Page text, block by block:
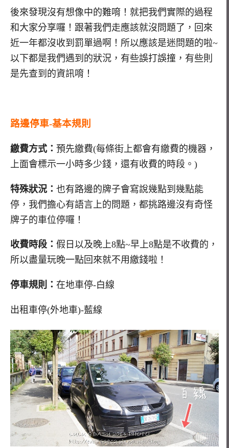
後來發現沒有想像中的難唷！就把我們實際的過程
和大家分享囉！跟著我們走應該就沒問題了，回來
近一年都沒收到罰單過啊！所以應該是迷問題的啦~
以下都是我們遇到的狀況，有些誤打誤撞，有些則
是先查到的資訊唷！
路邊停車-基本規則
繳費方式： 預先繳費(每條街上都會有繳費的機器，
上面會標示一小時多少錢，還有收費的時段。)
特殊狀況： 也有路邊的牌子會寫說幾點到幾點能
停，我們擔心有語言上的問題，都挑路邊沒有奇怪
牌子的車位停囉！
收費時段： 假日以及晚上8點~早上8點是不收費的，
所以盡量玩晚一點回來就不用繳錢啦！
停車規則： 在地車停-白線
出租車停(外地車)-藍線